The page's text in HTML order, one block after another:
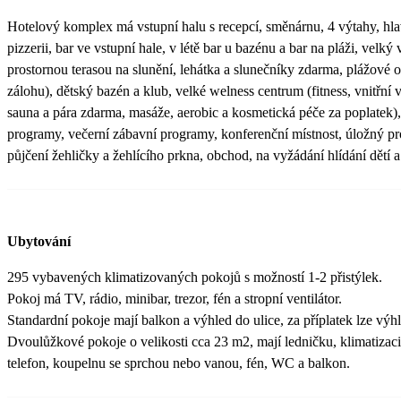
Hotelový komplex má vstupní halu s recepcí, směnárnu, 4 výtahy,
pizzerii, bar ve vstupní hale, v létě bar u bazénu a bar na pláži, velký
prostornou terasou na slunění, lehátka a slunečníky zdarma, plážové
zálohu), dětský bazén a klub, velké welness centrum (fitness, vnitřní
sauna a pára zdarma, masáže, aerobic a kosmetická péče za
programy, večerní zábavní programy, konferenční místnost, úložný
půjčení žehličky a žehlícího prkna, obchod, na vyžádání hlídání dětí
Ubytování
295 vybavených klimatizovaných pokojů s možností 1-2 přistýlek.
Pokoj má TV, rádio, minibar, trezor, fén a stropní ventilátor.
Standardní pokoje mají balkon a výhled do ulice, za příplatek lze
Dvoulůžkové pokoje o velikosti cca 23 m2, mají ledničku,
telefon, koupelnu se sprchou nebo vanou, fén, WC a balkon.